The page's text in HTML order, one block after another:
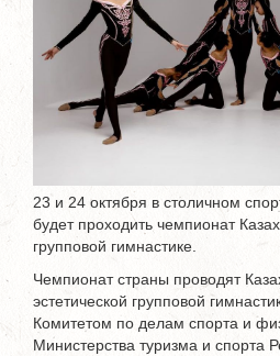
23 и 24 октября в столичном
будет проходить чемпионат
групповой гимнастике.
Чемпионат страны проводят
эстетической групповой
Комитетом по делам спорта и
Министерства туризма и спорта